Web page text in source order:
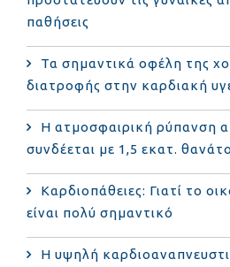
παθήσεις
Τα σημαντικά οφέλη της
διατροφής στην καρδιακή
Η ατμοσφαιρική ρύπανση
συνδέεται με 1,5 εκατ.
Καρδιοπάθειες: Γιατί το
είναι πολύ σημαντικό
Η υψηλή